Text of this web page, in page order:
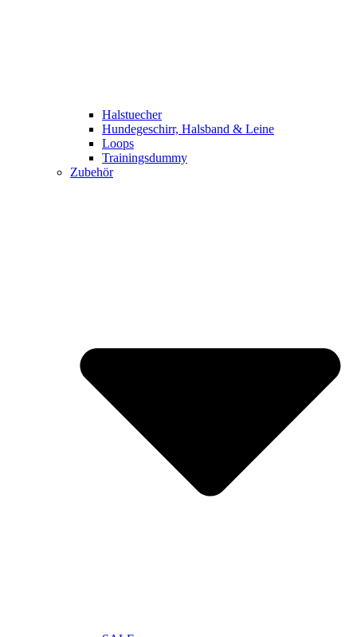
Halstuecher
Hundegeschirr, Halsband & Leine
Loops
Trainingsdummy
Zubehör